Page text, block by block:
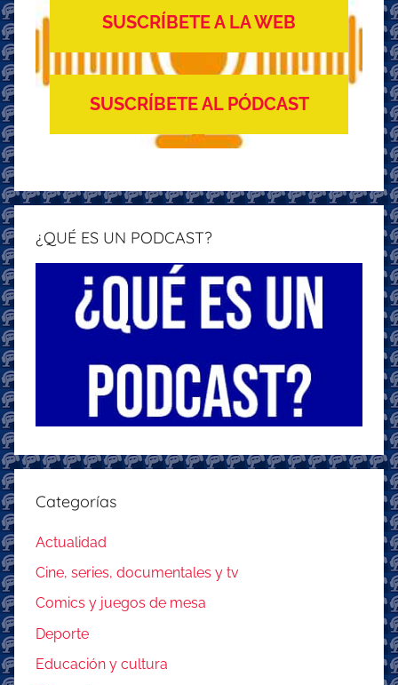
SUSCRÍBETE A LA WEB
SUSCRÍBETE AL PÓDCAST
¿QUÉ ES UN PODCAST?
Categorías
Actualidad
Cine, series, documentales y tv
Comics y juegos de mesa
Deporte
Educación y cultura